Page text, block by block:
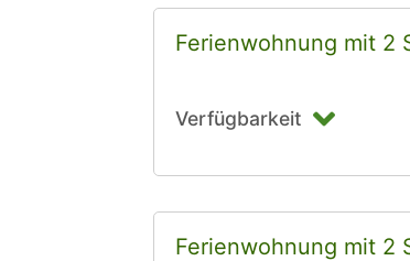
Ferienwohnung mit 2
Verfügbarkeit
Ferienwohnung mit 2